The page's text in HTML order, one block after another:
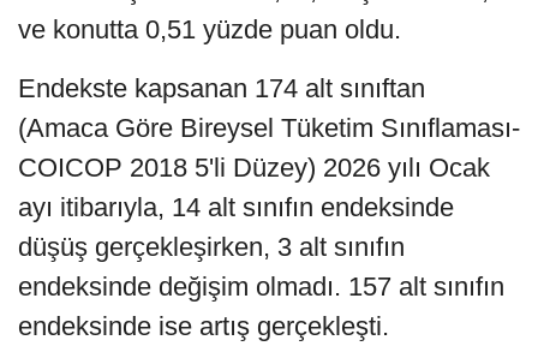
ve konutta 0,51 yüzde puan oldu.
Endekste kapsanan 174 alt sınıftan
(Amaca Göre Bireysel Tüketim Sınıflaması-
COICOP 2018 5'li Düzey) 2026 yılı Ocak
ayı itibarıyla, 14 alt sınıfın endeksinde
düşüş gerçekleşirken, 3 alt sınıfın
endeksinde değişim olmadı. 157 alt sınıfın
endeksinde ise artış gerçekleşti.